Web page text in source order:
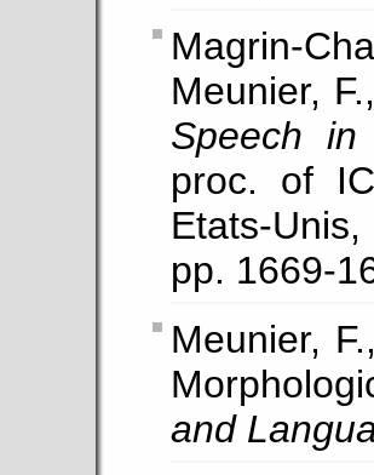
Magrin-
Meunier,
Speech in
proc. of
Etats-
pp. 1669-
Meunier,
and